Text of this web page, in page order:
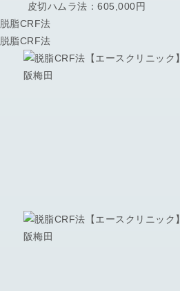
皮切ハムラ法：605,000円
脱脂CRF法
脱脂CRF法